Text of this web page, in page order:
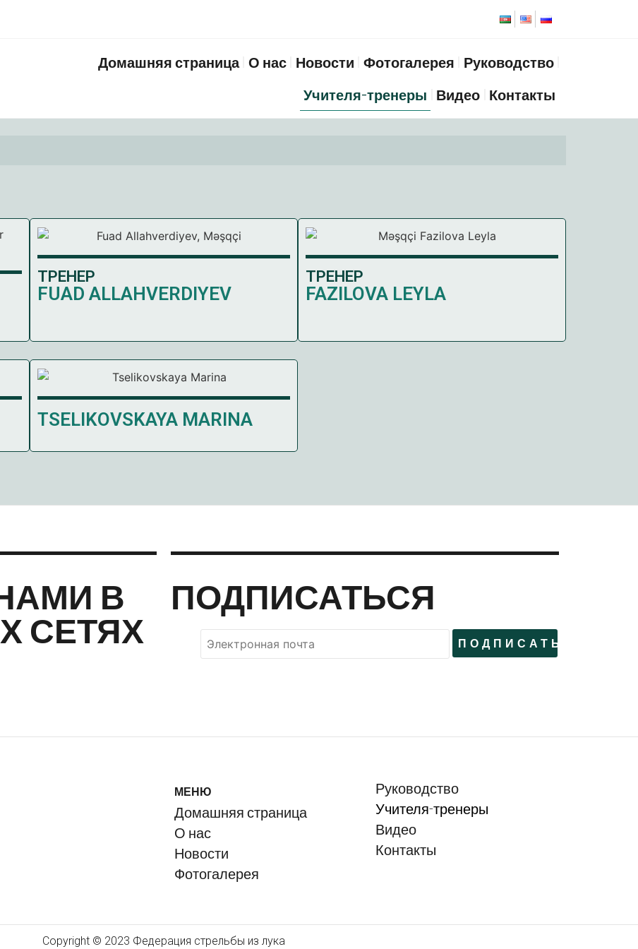
Домашняя страница О нас Новости Фотогалерея
Руководство
Учителя-тренеры
Видео Контакты
ТРЕНЕР
FUAD ALLAHVERDIYEV
ТРЕНЕР
FAZILOVA LEYLA
TSELIKOVSKAYA MARINA
В
СЕТЯХ
ПОДПИСАТЬСЯ
МЕНЮ
Домашняя страница
О нас
Новости
Фотогалерея
Руководство
Учителя-тренеры
Видео
Контакты
Copyright © 2023 Федерация стрельбы из лука